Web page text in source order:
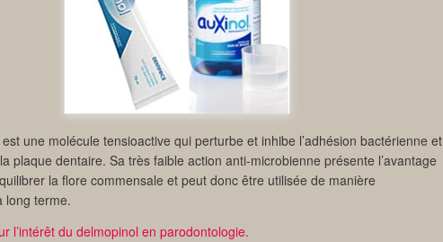
est une molécule tensioactive qui perturbe et inhibe l’adhésion bactérienne et
plaque dentaire. Sa très faible action anti-microbienne présente l’avantage
la flore commensale et peut donc être utilisée de manière
long terme.
l’intérêt du delmopinol en parodontologie.